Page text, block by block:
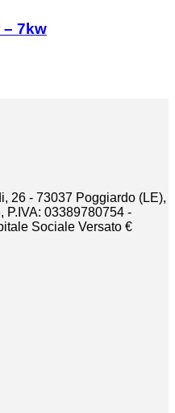
7kw
26 - 73037 Poggiardo (LE),
P.IVA: 03389780754 -
Sociale Versato €